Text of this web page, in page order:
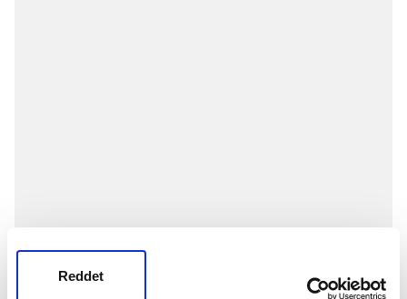
Reddet